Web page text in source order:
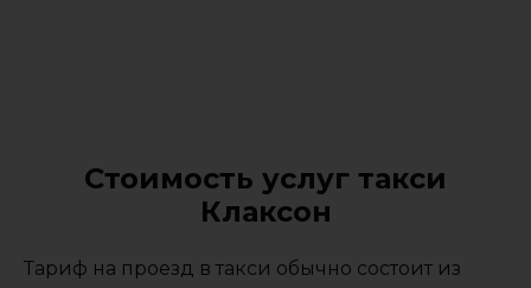
Стоимость услуг такси
Клаксон
Тариф на проезд в такси обычно состоит из